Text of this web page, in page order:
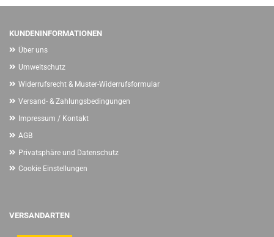
KUNDENINFORMATIONEN
Über uns
Umweltschutz
Widerrufsrecht & Muster-Widerrufsformular
Versand- & Zahlungsbedingungen
Impressum / Kontakt
AGB
Privatsphäre und Datenschutz
Cookie Einstellungen
VERSANDARTEN